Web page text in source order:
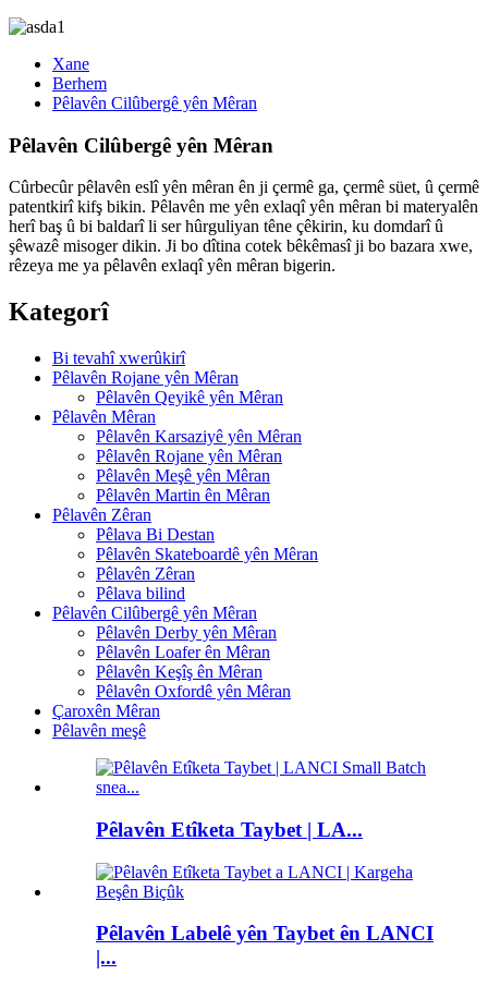
Xane
Berhem
Pêlavên Cilûbergê yên Mêran
Pêlavên Cilûbergê yên Mêran
Cûrbecûr pêlavên eslî yên mêran ên ji çermê ga, çermê süet, û çermê
patentkirî kifş bikin. Pêlavên me yên exlaqî yên mêran bi materyalên
herî baş û bi baldarî li ser hûrguliyan têne çêkirin, ku domdarî û
şêwazê misoger dikin. Ji bo dîtina cotek bêkêmasî ji bo bazara xwe,
rêzeya me ya pêlavên exlaqî yên mêran bigerin.
Kategorî
Bi tevahî xwerûkirî
Pêlavên Rojane yên Mêran
Pêlavên Qeyikê yên Mêran
Pêlavên Mêran
Pêlavên Karsaziyê yên Mêran
Pêlavên Rojane yên Mêran
Pêlavên Meşê yên Mêran
Pêlavên Martin ên Mêran
Pêlavên Zêran
Pêlava Bi Destan
Pêlavên Skateboardê yên Mêran
Pêlavên Zêran
Pêlava bilind
Pêlavên Cilûbergê yên Mêran
Pêlavên Derby yên Mêran
Pêlavên Loafer ên Mêran
Pêlavên Keşîş ên Mêran
Pêlavên Oxfordê yên Mêran
Çaroxên Mêran
Pêlavên meşê
Pêlavên Etîketa Taybet | LA...
Pêlavên Labelê yên Taybet ên LANCI
|...